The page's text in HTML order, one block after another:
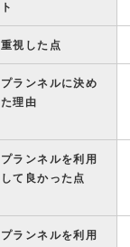
ト
重視した点
プランネルに決め
た理由
プランネルを利用
して良かった点
プランネルを利用